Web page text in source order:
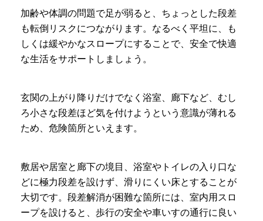
加齢や体調の問題で足が弱ると、ちょっとした段差
も転倒リスクにつながります。なるべく平坦に、も
しくは緩やかなスロープにすることで、安全で快適
な生活をサポートしましょう。
玄関の上がり降りだけでなく浴室、廊下など、むし
ろ小さな段差ほど気を付けようという意識が薄れる
ため、危険箇所といえます。
敷居や居室と廊下の境目、浴室やトイレの入り口な
どに極力段差を設けず、滑りにくい床とすることが
大切です。段差解消が困難な箇所には、室内用スロ
ープを設けると、歩行の安全や車いすの通行に良い